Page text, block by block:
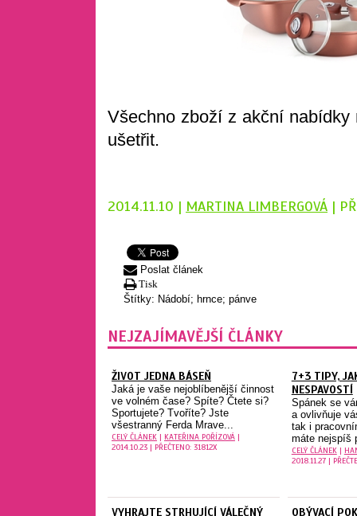
Všechno zboží z akční
ušetřit.
2014.11.10 | MARTINA LIMBERGOVÁ |
Poslat článek
Tisk
Štítky: Nádobí; hrnce; pánve
NEJZAJÍMAVĚJŠÍ ČLÁNKY
ŽIVOT JEDNA BÁSEŇ
Jaká je vaše nejoblíbenější činnost
ve volném čase? Spíte? Čtete si?
Sportujete? Tvoříte? Jste
všestranný Ferda Mrave...
CELÝ ČLÁNEK | KATEŘINA POŘÍZOVÁ |
2014.10.23 | PŘEČTENO: 31812X
7+3 TIPY,
NESPAVOSTÍ
Spánek se
a ovlivňuje
tak i
máte nejspíš
CELÝ ČLÁNEK|
2018.11.27 |
VYHRAJTE STRHUJÍCÍ VÁLEČNÝ OBÝVACÍ